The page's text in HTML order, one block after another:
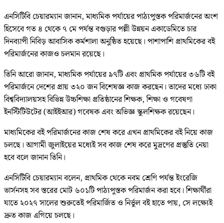
এনসিটিবি চেয়ারম্যান জানান, মাধ্যমিক পর্যায়ের পাঠ্যপুস্তক পরিমার্জনের অংশ
হিসেবে গত ৪ থেকে ৭ মে পর্যন্ত বগুড়ার পল্লী উন্নয়ন একাডেমিতে চার
দিনব্যাপী নিবিড় আবাসিক কর্মশালা অনুষ্ঠিত হয়েছে। পাশাপাশি প্রাথমিকের বই
পরিমার্জনের কাজও চলমান রয়েছে।
তিনি আরো জানান, মাধ্যমিক পর্যায়ের ৯৭টি এবং প্রাথমিক পর্যায়ের ৩৬টি বই
পরিমার্জনে দেশের প্রায় ৩২০ জন বিশেষজ্ঞ কাজ করছেন। তাদের মধ্যে ঢাকা
বিশ্ববিদ্যালয়সহ বিভিন্ন উচ্চশিক্ষা প্রতিষ্ঠানের শিক্ষক, শিক্ষা ও গবেষণা
ইনস্টিটিউটের (আইইআর) গবেষক এবং অভিজ্ঞ স্কুলশিক্ষক রয়েছেন।
মাধ্যমিকের বই পরিমার্জনের কাজ শেষ করে এখন প্রাথমিকের বই নিয়ে কাজ
চলছে। আগামী জুলাইয়ের মধ্যেই সব কাজ শেষ করে মুদ্রণের প্রস্তুতি নেয়া
হবে বলে জানান তিনি।
এনসিটিবি চেয়ারম্যান বলেন, প্রাথমিক থেকে নবম শ্রেণি পর্যন্ত ইংরেজি
ভার্সনসহ সব স্তরের মোট ৬০১টি পাঠ্যপুস্তক পরিমার্জন করা হবে। শিক্ষার্থীরা
যাতে ২০২৭ সালের শুরুতেই পরিমার্জিত ও নির্ভুল বই হাতে পায়, সে লক্ষ্যেই
দ্রুত কাজ এগিয়ে চলছে।